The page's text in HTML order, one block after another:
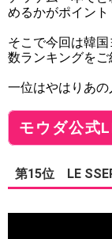
めるかがポイント
そこで今回は韓
数ランキングを
一位はやはりあの
モウダ公式
第15位 LE